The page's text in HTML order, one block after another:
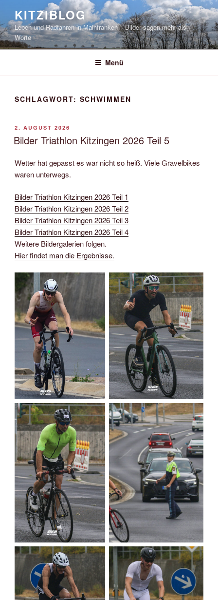
springen
KITZIBLOG
Leben und Radfahren in Mainfranken – Bilder sagen mehr als
Worte
Menü
SCHLAGWORT: SCHWIMMEN
VERÖFFENTLICHT
AM
2. AUGUST 2026
Bilder Triathlon Kitzingen 2026 Teil 5
Wetter hat gepasst es war nicht so heiß. Viele Gravelbikes
waren unterwegs.
Bilder Triathlon Kitzingen 2026 Teil 1
Bilder Triathlon Kitzingen 2026 Teil 2
Bilder Triathlon Kitzingen 2026 Teil 3
Bilder Triathlon Kitzingen 2026 Teil 4
Weitere Bildergalerien folgen.
Hier findet man die Ergebnisse.